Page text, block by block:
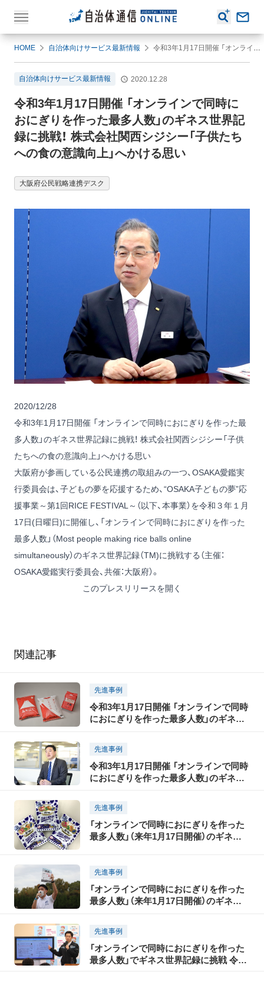
HOME 自治体向けサービス最新情報 令和3年1月17日開催 「オンラインで同時におにぎりを作った最多人数」のギネス世界記録に挑戦！ 株式会社関西シジシー「子供たちへの食の意識向上」へかける思い
自治体向けサービス最新情報 2020.12.28
令和3年1月17日開催 「オンラインで同時に
おにぎりを作った最多人数」のギネス世界記
録に挑戦！ 株式会社関西シジシー「子供たち
への食の意識向上」へかける思い
大阪府公民戦略連携デスク
2020/12/28
令和3年1月17日開催 「オンラインで同時におにぎりを作った最
多人数」のギネス世界記録に挑戦！ 株式会社関西シジシー「子供
たちへの食の意識向上」へかける思い
大阪府が参画している公民連携の取組みの一つ、OSAKA愛鑑実
行委員会は、子どもの夢を応援するため、“OSAKA子どもの夢”応
援事業～第1回RICE FESTIVAL～（以下、本事業）を令和３年１月
17日(日曜日)に開催し、「オンラインで同時におにぎりを作った
最多人数」（Most people making rice balls online
simultaneously）のギネス世界記録（TM)に挑戦する（主催：
OSAKA愛鑑実行委員会、共催：大阪府）。
このプレスリリースを開く
関連記事
先進事例
令和3年1月17日開催 「オンラインで同時
におにぎりを作った最多人数」のギネス
伝えるきっかけに」
先進事例
令和3年1月17日開催 「オンラインで同時
におにぎりを作った最多人数」のギネス
先進事例
「オンラインで同時におにぎりを作った
最多人数」（来年1月17日開催）のギネス
ょボールも
先進事例
「オンラインで同時におにぎりを作った
最多人数」（来年1月17日開催）のギネス
先進事例
「オンラインで同時におにぎりを作った
最多人数」でギネス世界記録に挑戦 令和